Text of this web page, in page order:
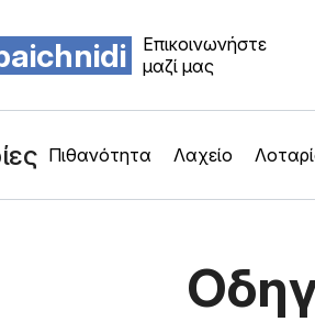
Επικοινωνήστε
μαζί μας
Πιθανότητα Λαχείο